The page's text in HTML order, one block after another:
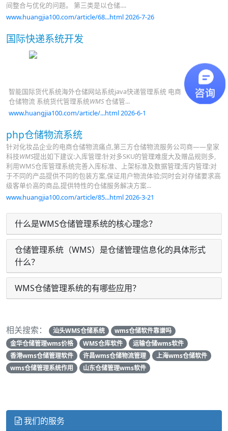
间整合与优化的问题。 第三类是以仓储....
www.huangjia100.com/article/68...html 2026-7-26
国际快递系统开发
智能国际货代系统海外仓储网站系统java快递管理系统 电商
仓储物流 系统货代管理系统WMS仓储管...
www.huangjia100.com/article/...html 2026-6-1
php仓储物流系统
针对化妆品企业的电商仓储物流痛点,第三方仓储物流服务公司商——皇家
科技WMS提出如下建议:入库管理:针对多SKU的管理难度大及赠品规则多,
利用WMS仓库管理系统完善入库标准、上架标准及数据管理;库内管理:对
于不同的产品提供不同的包装方案,保证用户物流体验;同时会对存储要求高
级客单价高的商品,提供特性的仓储服务解决方案...
www.huangjia100.com/article/85...html 2026-3-21
什么是WMS仓储管理系统的核心理念？
仓储管理系统（WMS）是仓储管理信息化的具体形式
什么？
WMS仓储管理系统的有哪些应用？
相关搜索： 汕头WMS仓储系统
wms仓储软件靠谱吗
金华仓储管理wms价格
WMS仓库软件
运输仓储wms软件
香港wms仓储管理软件
许昌wms仓储物流管理
上海wms仓储软件
wms仓储管理系统作用
山东仓储管理wms软件
我们的服务